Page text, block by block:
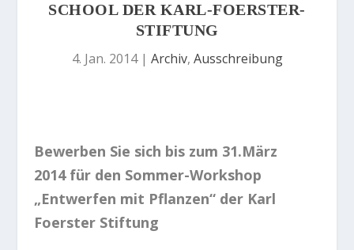
SCHOOL DER KARL-FOERSTER-
STIFTUNG
4. Jan. 2014| Archiv, Ausschreibung
Bewerben Sie sich bis zum 31.März
2014 für den Sommer-Workshop
„Entwerfen mit Pflanzen“ der Karl
Foerster Stiftung